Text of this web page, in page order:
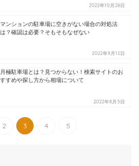
2022年10月28日
マンションの駐車場に空きがない場合の対処法
は？確認は必要？そもそもなぜない
2022年9月12日
月極駐車場とは？見つからない！検索サイトのお
すすめや探し方から相場について
2022年8月5日
2 3 4 5